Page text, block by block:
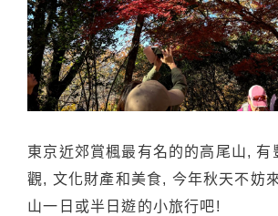
東京近郊賞楓最有名的的高尾山, 有
觀, 文化財產和美食, 今年秋天不妨
山一日或半日遊的小旅行吧!